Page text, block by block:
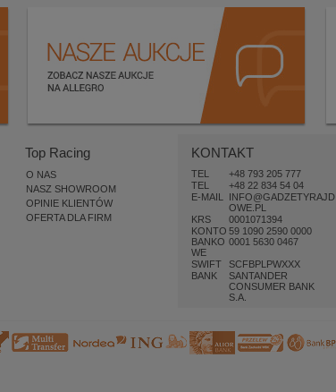
Top Racing
O NAS
NASZ SHOWROOM
OPINIE KLIENTÓW
OFERTA DLA FIRM
KONTAKT
TEL
+48 793 205 777
TEL
+48 22 834 54 04
E-MAIL
INFO@GADZETYRAJD
OWE.PL
KRS
0001071394
KONTO
BANKO
WE
59 1090 2590 0000
0001 5630 0467
SWIFT
SCFBPLPWXXX
BANK
SANTANDER
CONSUMER BANK
S.A.